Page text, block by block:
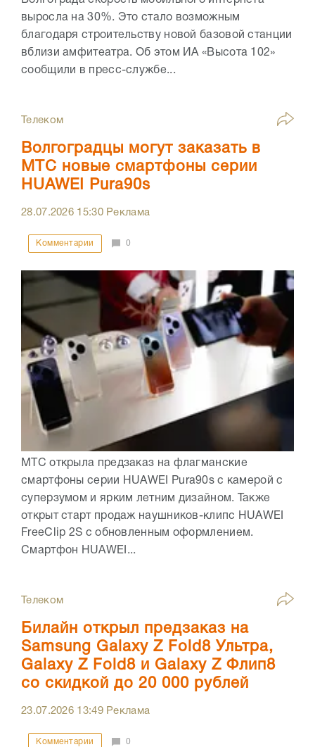
выросла на 30%. Это стало возможным
благодаря строительству новой базовой станции
вблизи амфитеатра. Об этом ИА «Высота 102»
сообщили в пресс-службе...
Телеком
Волгоградцы могут заказать в
МТС новые смартфоны серии
HUAWEI Pura90s
28.07.2026 15:30Реклама
Комментарии 0
МТС открыла предзаказ на флагманские
смартфоны серии HUAWEI Pura90s с камерой с
суперзумом и ярким летним дизайном. Также
открыт старт продаж наушников-клипс HUAWEI
FreeClip 2S с обновленным оформлением.
Смартфон HUAWEI...
Телеком
Билайн открыл предзаказ на
Samsung Galaxy Z Fold8 Ультра,
Galaxy Z Fold8 и Galaxy Z Флип8
со скидкой до 20 000 рублей
23.07.2026 13:49Реклама
Комментарии 0